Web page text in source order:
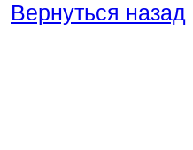
Вернуться назад